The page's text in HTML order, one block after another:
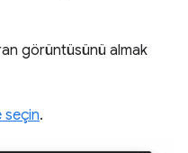
görüntüsünü almak
seçin.